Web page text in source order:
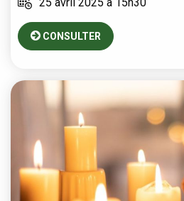
CONSULTER